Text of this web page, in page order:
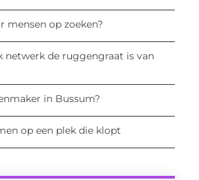
mensen op zoeken?
netwerk de ruggengraat is van
in Bussum?
op een plek die klopt